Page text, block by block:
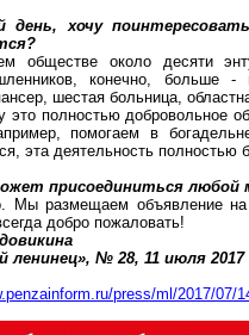
день, хочу
обществе около десяти
конечно, больше
, шестая больница,
это полностью добровольное
помогаем в
эта деятельность полностью
присоединиться любой
Мы размещаем объявление
добро пожаловать!
ленинец», № 28, 11 июля2017
press/ml/2017/